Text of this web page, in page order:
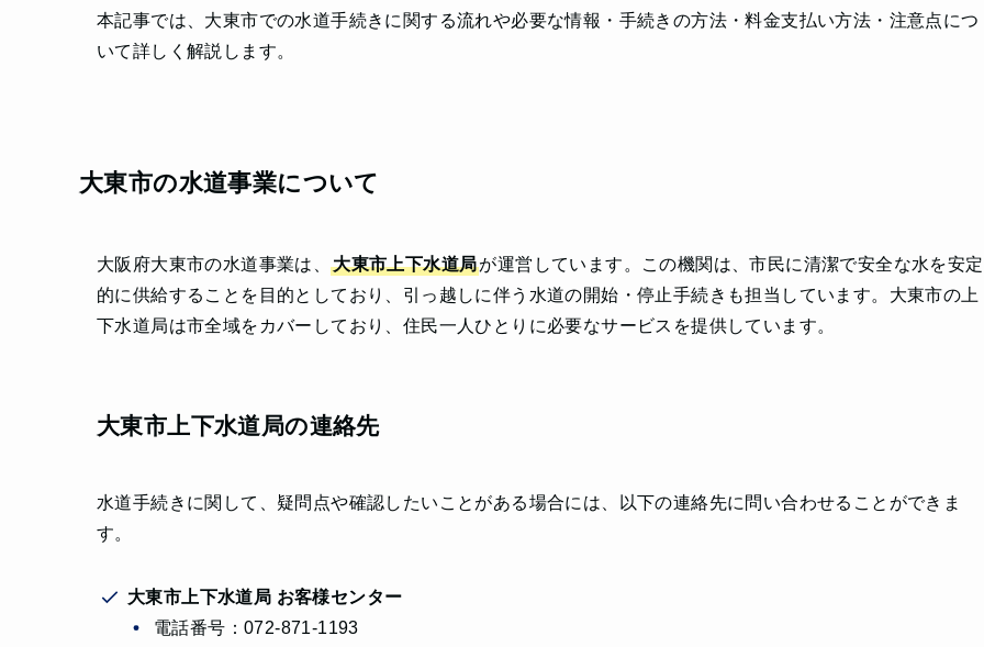
本記事では、大東市での水道手続きに関する流れや必要な情報・手続きの方法・料金支払い方法・注意点につ
いて詳しく解説します。
大東市の水道事業について
大阪府大東市の水道事業は、大東市上下水道局が運営しています。この機関は、市民に清潔で安全な水を安定
的に供給することを目的としており、引っ越しに伴う水道の開始・停止手続きも担当しています。大東市の上
下水道局は市全域をカバーしており、住民一人ひとりに必要なサービスを提供しています。
大東市上下水道局の連絡先
水道手続きに関して、疑問点や確認したいことがある場合には、以下の連絡先に問い合わせることができま
す。
大東市上下水道局 お客様センター
電話番号：072-871-1193